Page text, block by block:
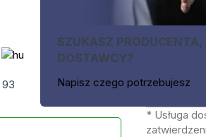
SZUKASZ PRODUCENTA,
DOSTAWCY?
Napisz czego potrzebujesz
* Usługa